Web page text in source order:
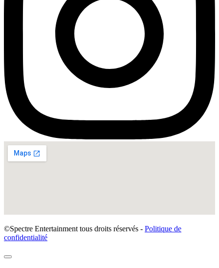
©Spectre Entertainment tous droits réservés - Politique de
confidentialité